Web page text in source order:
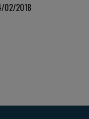
02/2018